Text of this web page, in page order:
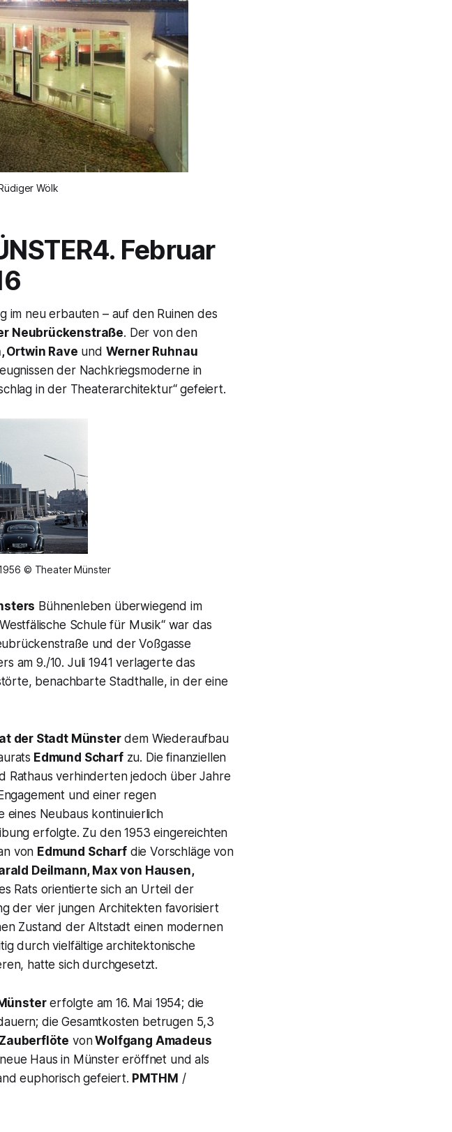
Wölk
Februar
im neu erbauten – auf den Ruinen des
Neubrückenstraße. Der von den
Ortwin Rave und Werner Ruhnau
der Nachkriegsmoderne in
in der Theaterarchitektur“ gefeiert.
© Theater Münster
Bühnenleben überwiegend im
Schule für Musik“war das
und der Voßgasse
am 9./10. Juli 1941 verlagerte das
benachbarte Stadthalle, in der eine
der Stadt Münsterdem Wiederaufbau
Edmund Scharfzu. Die finanziellen
Rathaus verhinderten jedoch über Jahre
und einer regen
eines Neubaus kontinuierlich
erfolgte. Zu den 1953 eingereichten
von Edmund Scharfdie Vorschläge von
Deilmann, Max von Hausen,
Rats orientierte sich an Urteil der
der vier jungen Architekten favorisiert
Zustand der Altstadt einen modernen
durch vielfältige architektonische
hatte sich durchgesetzt.
erfolgte am 16. Mai 1954; die
die Gesamtkosten betrugen 5,3
Zauberflöte vonWolfgang Amadeus
Haus in Münster eröffnet und als
euphorisch gefeiert. PMTHM /